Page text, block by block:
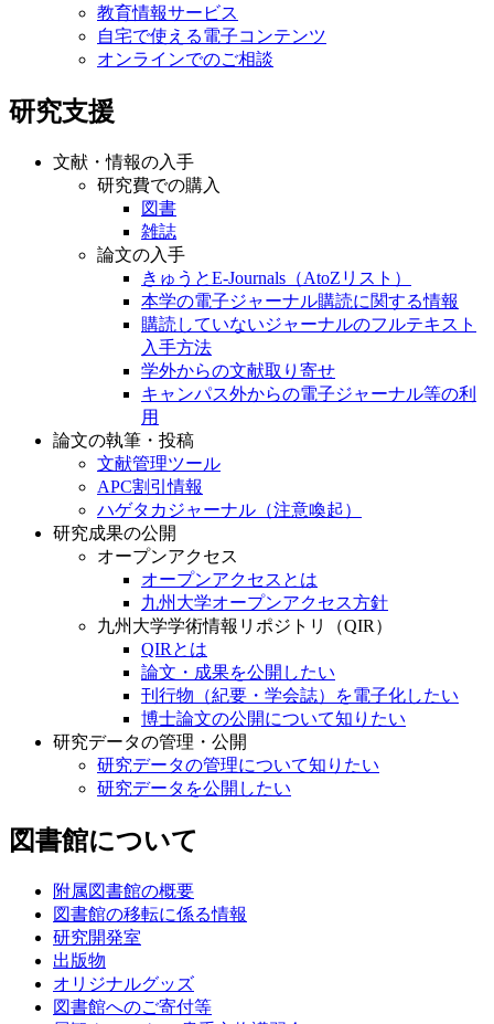
教育情報サービス
自宅で使える電子コンテンツ
オンラインでのご相談
研究支援
文献・情報の入手
研究費での購入
図書
雑誌
論文の入手
きゅうとE-Journals（AtoZリスト）
本学の電子ジャーナル購読に関する情報
購読していないジャーナルのフルテキスト
入手方法
学外からの文献取り寄せ
キャンパス外からの電子ジャーナル等の利
用
論文の執筆・投稿
文献管理ツール
APC割引情報
ハゲタカジャーナル（注意喚起）
研究成果の公開
オープンアクセス
オープンアクセスとは
九州大学オープンアクセス方針
九州大学学術情報リポジトリ（QIR）
QIRとは
論文・成果を公開したい
刊行物（紀要・学会誌）を電子化したい
博士論文の公開について知りたい
研究データの管理・公開
研究データの管理について知りたい
研究データを公開したい
図書館について
附属図書館の概要
図書館の移転に係る情報
研究開発室
出版物
オリジナルグッズ
図書館へのご寄付等